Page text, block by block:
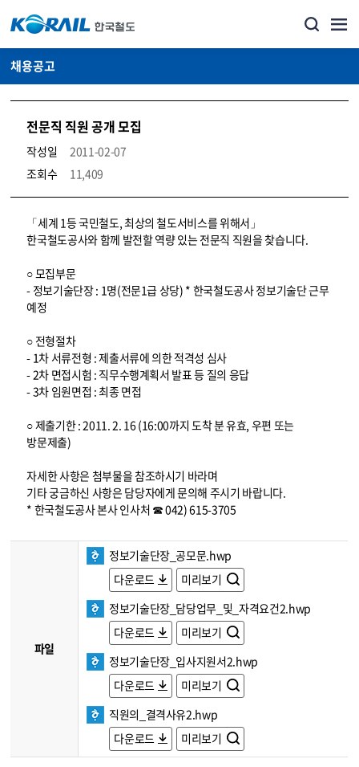
채용공고
전문직 직원 공개 모집
작성일
2011-02-07
조회수
11,409
코레일소개_경영공시_채용공고 상세보기 – 내용, 파일, 담당자 연락처로 구성
「세계 1등 국민철도, 최상의 철도서비스를 위해서」
한국철도공사와 함께 발전할 역량 있는 전문직 직원을 찾습니다.
○ 모집부문
- 정보기술단장 : 1명(전문1급 상당) * 한국철도공사 정보기술단 근무
예정
○ 전형절차
- 1차 서류전형 : 제출서류에 의한 적격성 심사
- 2차 면접시험 : 직무수행계획서 발표 등 질의 응답
- 3차 임원면접 : 최종 면접
○ 제출기한 : 2011. 2. 16 (16:00까지 도착 분 유효, 우편 또는
방문제출)
자세한 사항은 첨부물을 참조하시기 바라며
기타 궁금하신 사항은 담당자에게 문의해 주시기 바랍니다.
* 한국철도공사 본사 인사처 ☎ 042) 615-3705
파일
정보기술단장_공모문.hwp
다운로드
미리보기
정보기술단장_담당업무_및_자격요건2.hwp
다운로드
미리보기
정보기술단장_입사지원서2.hwp
다운로드
미리보기
직원의_결격사유2.hwp
다운로드
미리보기